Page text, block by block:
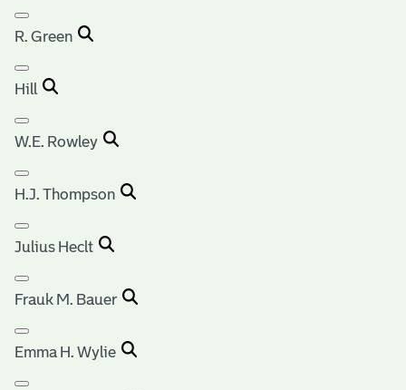
R. Green
Hill
W.E. Rowley
H.J. Thompson
Julius Heclt
Frauk M. Bauer
Emma H. Wylie